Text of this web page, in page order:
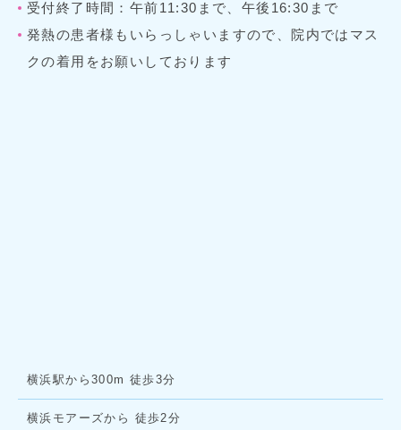
受付終了時間：午前11:30まで、午後16:30まで
発熱の患者様もいらっしゃいますので、院内ではマス
クの着用をお願いしております
横浜駅から300m 徒歩3分
横浜モアーズから 徒歩2分